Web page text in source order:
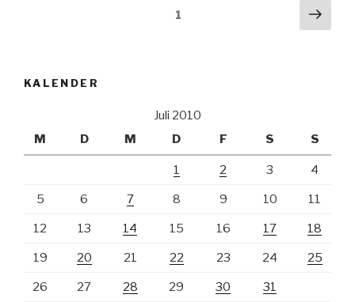
1
KALENDER
Juli 2010
M
D M D F S S
1 2 3 4
5 6 7 8 9 10 11
12 13 14 15 16 17 18
19 20 21 22 23 24 25
26 27 28 29 30 31